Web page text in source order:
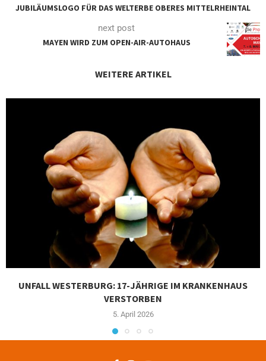
JUBILÄUMSLOGO FÜR DAS WELTERBE OBERES MITTELRHEINTAL
next post
MAYEN WIRD ZUM OPEN-AIR-AUTOHAUS
WEITERE ARTIKEL
UNFALL WESTERBURG: 17-JÄHRIGE IM KRANKENHAUS
VERSTORBEN
5. April 2026